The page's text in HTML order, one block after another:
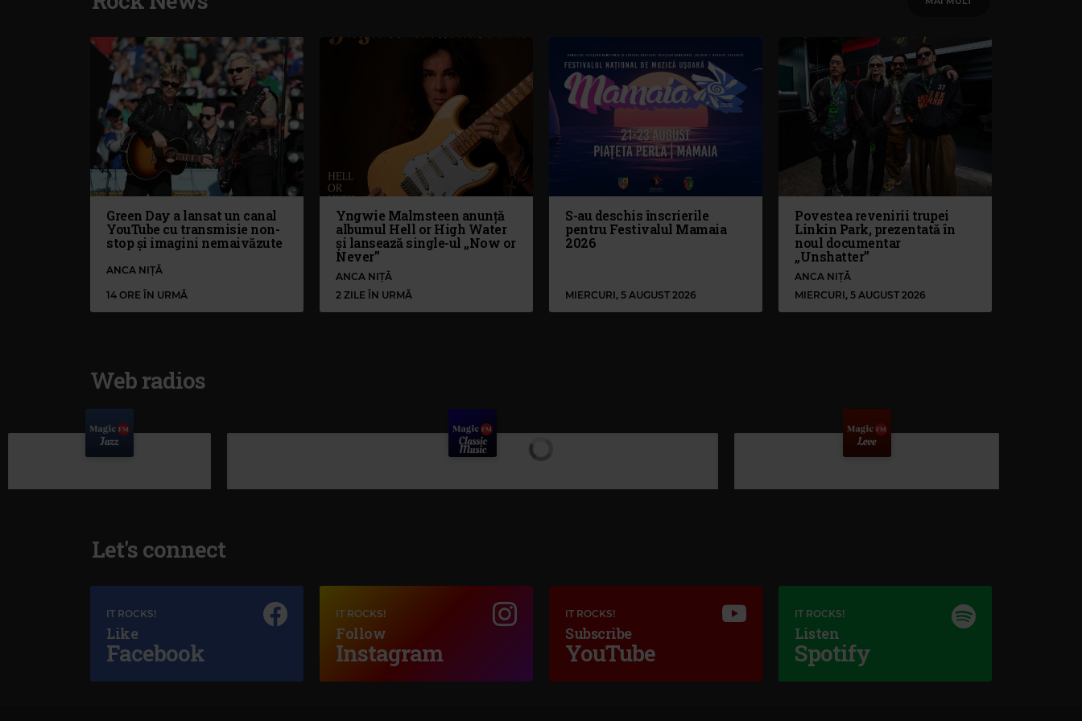
Green Day a lansat un canal
YouTube cu transmisie non-
stop și imagini nemaivăzute
ANCA NIȚĂ
14 ORE ÎN URMĂ
Yngwie Malmsteen anunță
albumul Hell or High Water
și lansează single-ul „Now or
Never”
ANCA NIȚĂ
2 ZILE ÎN URMĂ
S-au deschis înscrierile
pentru Festivalul Mamaia
2026
MIERCURI, 5 AUGUST 2026
Povestea revenirii trupei
Linkin Park, prezentată în
noul documentar
„Unshatter”
ANCA NIȚĂ
MIERCURI, 5 AUGUST 2026
Web radios
Magic Jazz
SARAH VAUGHAN–TIME AFTER TIME
Let's connect
IT ROCKS!
Like
Facebook
IT ROCKS!
Follow
Instagram
IT ROCKS!
Subscribe
YouTube
IT ROCKS!
Listen
Spotify